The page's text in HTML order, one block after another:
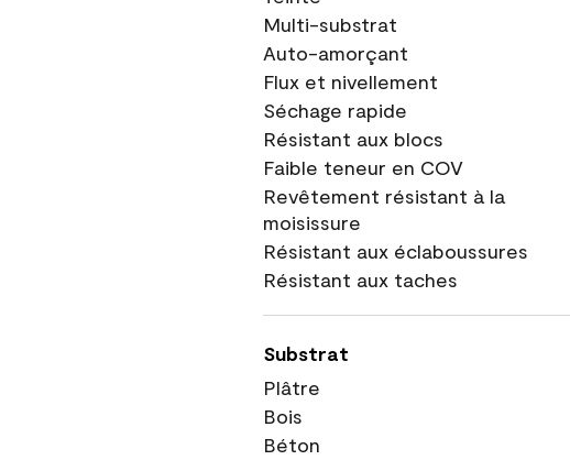
Multi-substrat
Auto-amorçant
Flux et nivellement
Séchage rapide
Résistant aux blocs
Faible teneur en COV
Revêtement résistant à la
moisissure
Résistant aux éclaboussures
Résistant aux taches
Substrat
Plâtre
Bois
Béton